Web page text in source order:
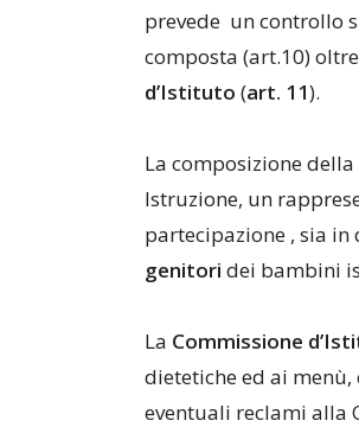
prevede un controllo
composta (art.10)
d’Istituto (art. 11).
La composizione della
Istruzione, un
partecipazione , sia
genitori dei bambini
La Commissione
dietetiche ed ai
eventuali reclami alla